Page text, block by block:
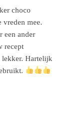
choco
vreden mee.
een ander
recept
lekker. Hartelijk